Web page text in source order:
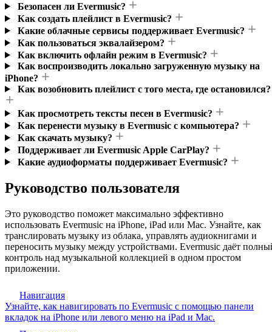
Безопасен ли Evermusic?
Как создать плейлист в Evermusic?
Какие облачные сервисы поддерживает Evermusic?
Как пользоваться эквалайзером?
Как включить офлайн режим в Evermusic?
Как воспроизводить локально загруженную музыку на
iPhone?
Как возобновить плейлист с того места, где остановился?
Как просмотреть тексты песен в Evermusic?
Как перенести музыку в Evermusic с компьютера?
Как скачать музыку?
Поддерживает ли Evermusic Apple CarPlay?
Какие аудиоформаты поддерживает Evermusic?
Руководство пользователя
Это руководство поможет максимально эффективно
использовать Evermusic на iPhone, iPad или Mac. Узнайте, как
транслировать музыку из облака, управлять аудиокнигами и
переносить музыку между устройствами. Evermusic даёт
контроль над музыкальной коллекцией в одном простом
приложении.
Навигация
Узнайте, как навигировать по Evermusic с помощью панели
вкладок на iPhone или левого меню на iPad и Mac.